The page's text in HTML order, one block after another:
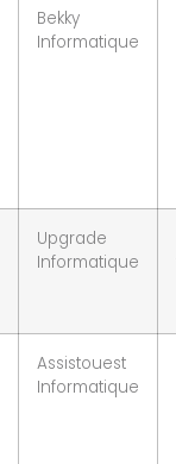
Bekky
Informatique
Upgrade
Informatique
Assistouest
Informatique